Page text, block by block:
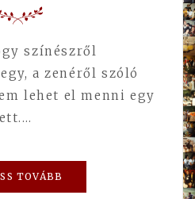
színészről
a zenéről szóló
lehet el menni egy
TOVÁBB